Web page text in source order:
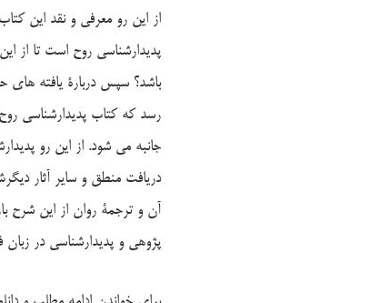
از این رو معرفی و نقد این
پدیدارشناسی روح است تا از
باشد؟ سپس دربارۀ یافته های
رسد که کتاب پدیدارشناسی
جانبه می شود. از این رو
دریافت منطق و سایر آثار
آن و ترجمۀ روان از این شرح
پژوهی و پدیدارشناسی در